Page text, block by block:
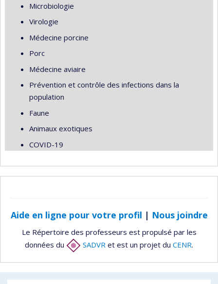
Microbiologie
Virologie
Médecine porcine
Porc
Médecine aviaire
Prévention et contrôle des infections dans la
population
Faune
Animaux exotiques
COVID-19
Aide en ligne pour votre profil | Nous joindre
Le Répertoire des professeurs est propulsé par les
données du
SADVR et est un projet du CENR.